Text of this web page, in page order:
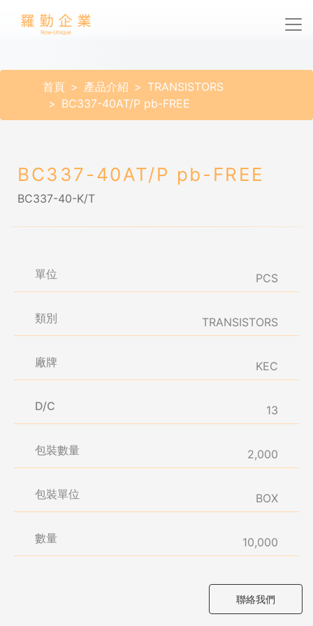
首頁 產品介紹
TRANSISTORS
BC337-40AT/P pb-FREE
BC337-40AT/P pb-FREE
BC337-40-K/T
單位 PCS
類別 TRANSISTORS
廠牌 KEC
D/C 13
包裝數量 2,000
包裝單位 BOX
數量 10,000
聯絡我們